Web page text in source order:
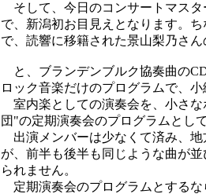
そして、今日のコンサートマスタ
で、新潟初お目見えとなります。
で、読響に移籍された景山梨乃さ
と、ブランデンブルク協奏曲の
ロック音楽だけのプログラムで、
室内楽としての演奏会を、小さな
団"の定期演奏会のプログラムとし
出演メンバーは少なくて済み、地
が、前半も後半も同じような曲が
られません。
定期演奏会のプログラムとするな